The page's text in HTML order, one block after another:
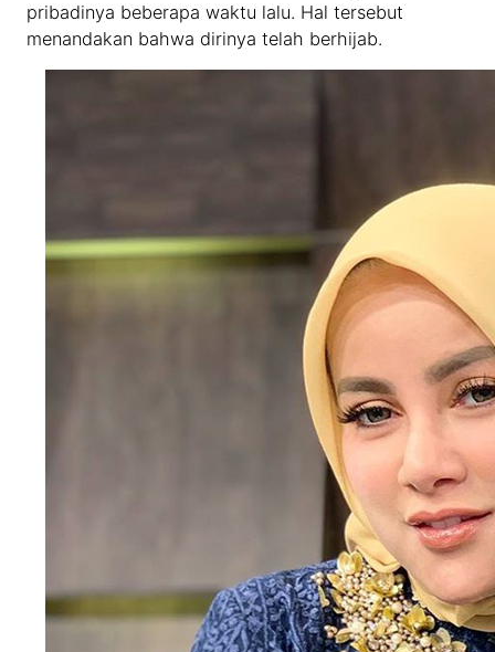
pribadinya beberapa waktu lalu. Hal tersebut
menandakan bahwa dirinya telah berhijab.